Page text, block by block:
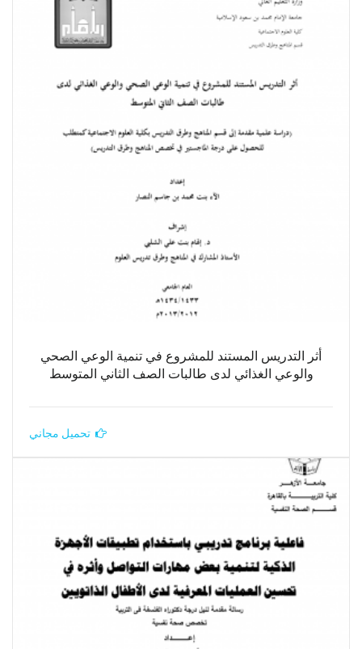
أثر التدريس المستند للمشروع في تنمية الوعي الصحي
والوعي الغذائي لدى طالبات الصف الثاني المتوسط
تحميل مجاني